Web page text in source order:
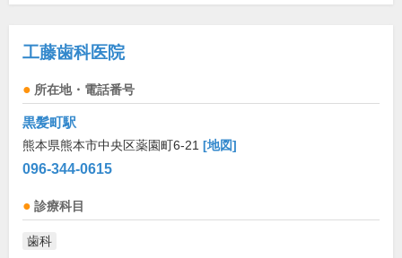
工藤歯科医院
所在地・電話番号
黒髪町駅
熊本県熊本市中央区薬園町6-21 [地図]
096-344-0615
診療科目
歯科